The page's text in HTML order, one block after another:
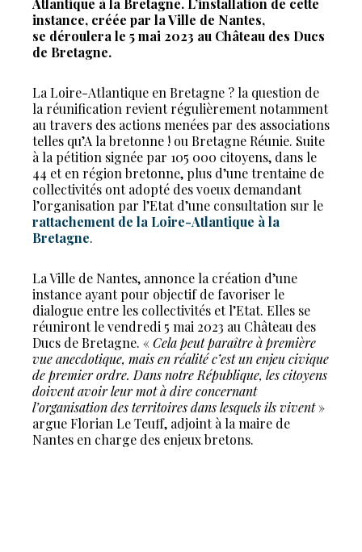
Atlantique à la Bretagne. L’installation de cette
instance, créée par la Ville de Nantes,
se déroulera le 5 mai 2023 au Château des Ducs
de Bretagne.
La Loire-Atlantique en Bretagne ? la question de
la réunification revient régulièrement notamment
au travers des actions menées par des associations
telles qu’A la bretonne ! ou Bretagne Réunie. Suite
à la pétition signée par 105 000 citoyens, dans le
44 et en région bretonne, plus d’une trentaine de
collectivités ont adopté des voeux demandant
l’organisation par l’Etat d’une consultation sur le
rattachement de la Loire-Atlantique à la
Bretagne.
La Ville de Nantes, annonce la création d’une
instance ayant pour objectif de favoriser le
dialogue entre les collectivités et l’Etat. Elles se
réuniront le vendredi 5 mai 2023 au Château des
Ducs de Bretagne. «Cela peut paraître à première
vue anecdotique, mais en réalité c’est un enjeu civique
de premier ordre. Dans notre République, les citoyens
doivent avoir leur mot à dire concernant
l’organisation des territoires dans lesquels ils vivent»
argue Florian Le Teuff, adjoint à la maire de
Nantes en charge des enjeux bretons.